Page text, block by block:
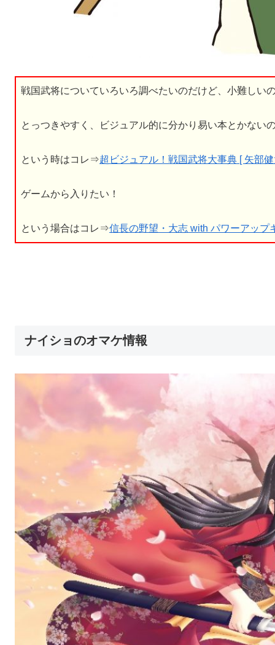
戦国武将についていろいろ調べたいのだけど、小難しい
とっつきやすく、ビジュアル的に分かり易い本とかない
という時はコレ⇒超ビジュアル！戦国武将大事典 [ 矢部
ゲームから入りたい！
という場合はコレ⇒信長の野望・大志 with パワーアップ
ナイショのオマケ情報